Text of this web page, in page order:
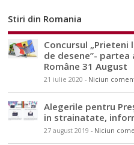
Stiri din Romania
Concursul
de desene”-
Române 31 August
21 iulie 2020 - Niciun
Alegerile pentru
in strainatate,
27 august 2019 - Niciun